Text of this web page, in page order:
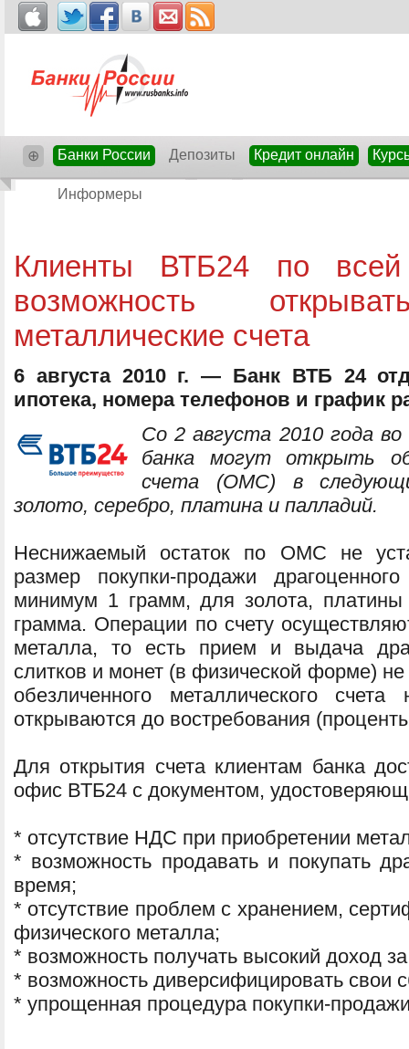
⊕ Банки России Депозиты Кредит онлайн
Информеры
Клиенты ВТБ24 по всей
возможность
металлические счета
6 августа 2010 г. — Банк ВТБ 24
ипотека, номера телефонов и график
Со 2 августа 2010 года
банка могут открыть
счета (ОМС) в
золото, серебро, платина и палладий.
Неснижаемый остаток по ОМС не
размер покупки-продажи
минимум 1 грамм, для золота,
грамма. Операции по счету
металла, то есть прием и выдача
слитков и монет (в физической форме)
обезличенного металлического
открываются до востребования
Для открытия счета клиентам банка
офис ВТБ24 с документом,
* отсутствие НДС при приобретении
* возможность продавать и покупать
время;
* отсутствие проблем с хранением,
физического металла;
* возможность получать высокий доход
* возможность диверсифицировать свои
* упрощенная процедура покупки-